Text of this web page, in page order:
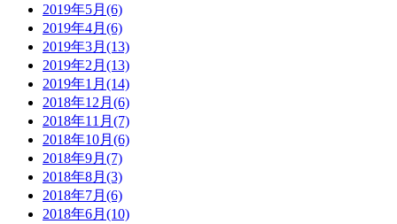
2019年5月(6)
2019年4月(6)
2019年3月(13)
2019年2月(13)
2019年1月(14)
2018年12月(6)
2018年11月(7)
2018年10月(6)
2018年9月(7)
2018年8月(3)
2018年7月(6)
2018年6月(10)